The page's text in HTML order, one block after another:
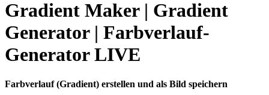
Gradient Maker | Gradient
Generator | Farbverlauf-
Generator LIVE
Farbverlauf (Gradient) erstellen und als Bild speichern